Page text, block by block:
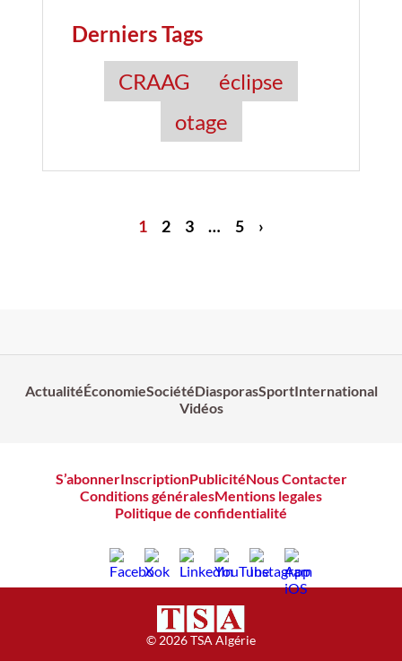
Derniers Tags
CRAAG
éclipse
otage
1 2 3 … 5 ›
ActualitéÉconomieSociétéDiasporasSportInternational
Vidéos
S’abonnerInscriptionPublicitéNous Contacter
Conditions généralesMentions legales
Politique de confidentialité
© 2026 TSA Algérie